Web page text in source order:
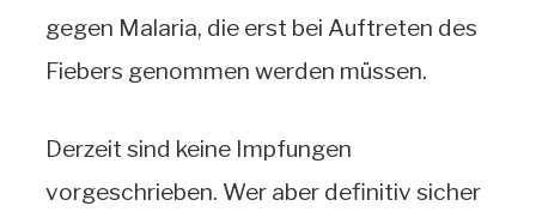
gegen Malaria, die erst bei Auftreten des
Fiebers genommen werden müssen.
Derzeit sind keine Impfungen
vorgeschrieben. Wer aber definitiv sicher